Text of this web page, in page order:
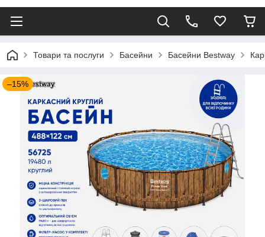
Товари та послуги Басейни Басейни Bestway
–15%